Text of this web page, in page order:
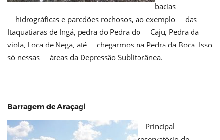
bacias
hidrográficas e paredões rochosos, ao exemplo das
Itaquatiaras de Ingá, pedra do Pedra do Caju, Pedra da
viola, Loca de Nega, até chegarmos na Pedra da Boca. Isso
só nessas áreas da Depressão Sublitorânea.
Barragem de Araçagi
Principal